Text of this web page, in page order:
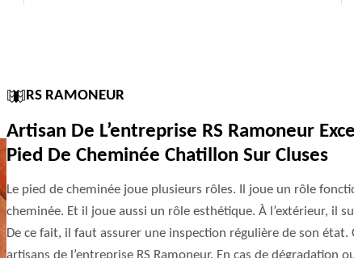
RS RAMONEUR
Artisan De L’entreprise RS Ramoneur
Pied De Cheminée Chatillon Sur Cluses
Le pied de cheminée joue plusieurs rôles. Il joue un rôle
cheminée. Et il joue aussi un rôle esthétique. À l’extérieur, il
De ce fait, il faut assurer une inspection régulière de son état.
artisans de l’entreprise RS Ramoneur. En cas de dégradation